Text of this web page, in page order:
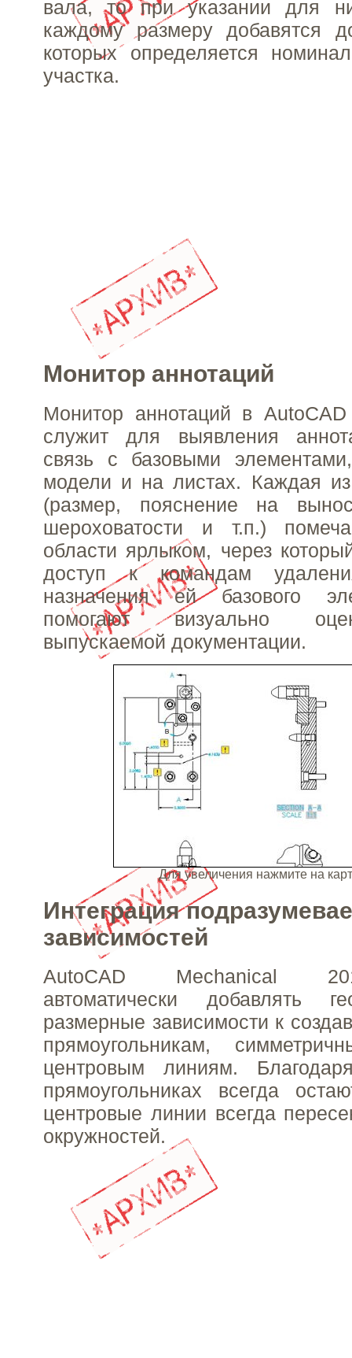
вала, то при указании для
каждому размеру добавятся
которых определяется
участка.
Монитор аннотаций
Монитор аннотаций в
служит для выявления
связь с базовыми
модели и на листах. Каждая из
(размер, пояснение на
шероховатости и т.п.)
области ярлыком, через
доступ к командам
назначения ей базового
помогают визуально
выпускаемой документации.
Для увеличения нажмите на
Интеграция
зависимостей
AutoCAD Mechanical
автоматически добавлять
размерные зависимости к
прямоугольникам,
центровым линиям.
прямоугольниках всегда
центровые линии всегда
окружностей.